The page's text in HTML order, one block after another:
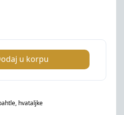
u korpu
hvataljke